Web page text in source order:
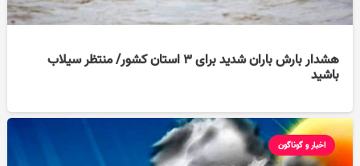
هشدار بارش باران شدید برای ۳ استان کشور/ منتظر سیلاب
باشید
اخبار و گوناگون